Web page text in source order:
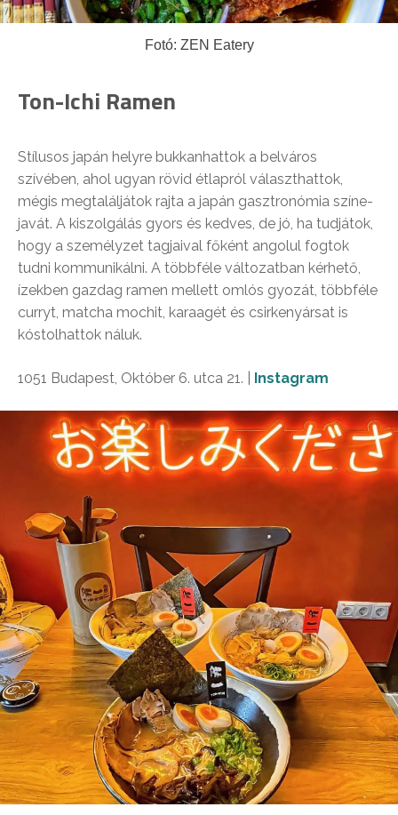
Fotó: ZEN Eatery
Ton-Ichi Ramen
Stílusos japán helyre bukkanhattok a belváros
szívében, ahol ugyan rövid étlapról választhattok,
mégis megtaláljátok rajta a japán gasztronómia színe-
javát. A kiszolgálás gyors és kedves, de jó, ha tudjátok,
hogy a személyzet tagjaival főként angolul fogtok
tudni kommunikálni. A többféle változatban kérhető,
ízekben gazdag ramen mellett omlós gyozát, többféle
curryt, matcha mochit, karaagét és csirkenyársat is
kóstolhattok náluk.
1051 Budapest, Október 6. utca 21. | Instagram